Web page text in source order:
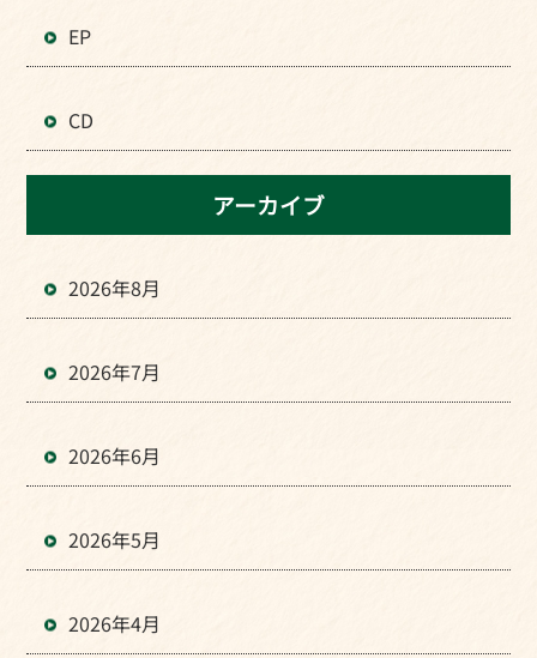
EP
CD
アーカイブ
2026年8月
2026年7月
2026年6月
2026年5月
2026年4月